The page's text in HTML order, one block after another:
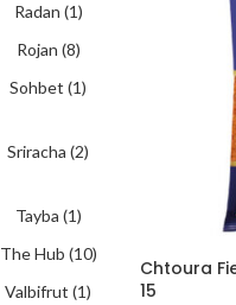
Radan (1)
Rojan (8)
Sohbet(1)
Sriracha(2)
Tayba (1)
The Hub (10)
Valbifrut(1)
Chtoura
15